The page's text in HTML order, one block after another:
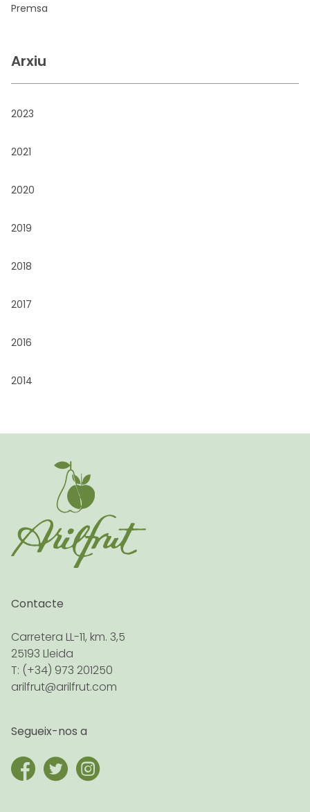
Premsa
Arxiu
2023
2021
2020
2019
2018
2017
2016
2014
Contacte
Carretera LL-11, km. 3,5
25193 Lleida
T: (+34) 973 201250
arilfrut@arilfrut.com
Segueix-nos a